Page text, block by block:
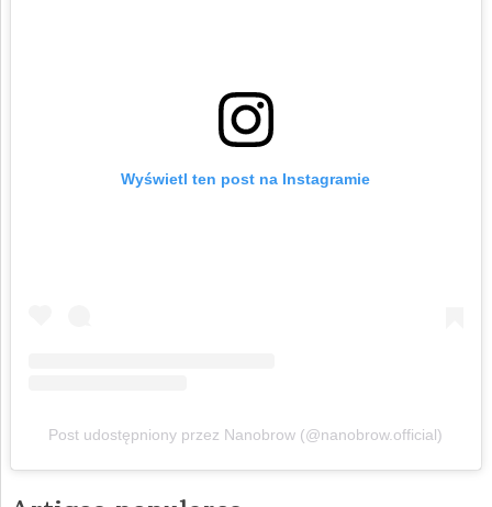
Wyświetl ten post na Instagramie
Post udostępniony przez Nanobrow (@nanobrow.official)